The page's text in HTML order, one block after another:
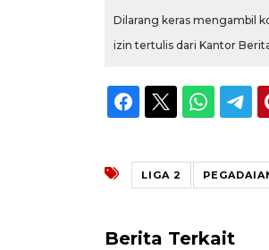
Dilarang keras mengambil
izin tertulis dari Kantor
LIGA 2
Berita Terkait